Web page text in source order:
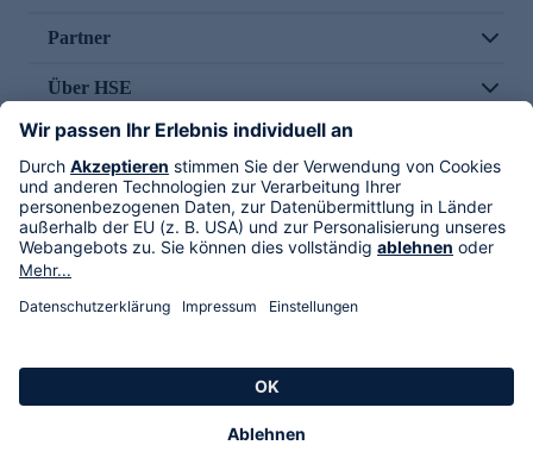
Partner
Über HSE
Im TV
HSE International